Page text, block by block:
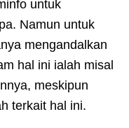
untuk
Namun untuk
mengandalkan
hal ini ialah misal
meskipun
terkait hal ini.